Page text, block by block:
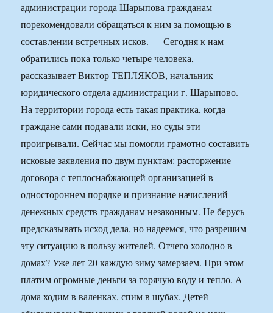
администрации города Шарыпова гражданам
порекомендовали обращаться к ним за помощью в
составлении встречных исков. — Сегодня к нам
обратились пока только четыре человека, —
рассказывает Виктор ТЕПЛЯКОВ, начальник
юридического отдела администрации г. Шарыпово. —
На территории города есть такая практика, когда
граждане сами подавали иски, но суды эти
проигрывали. Сейчас мы помогли грамотно составить
исковые заявления по двум пунктам: расторжение
договора с теплоснабжающей организацией в
одностороннем порядке и признание начислений
денежных средств гражданам незаконным. Не берусь
предсказывать исход дела, но надеемся, что разрешим
эту ситуацию в пользу жителей. Отчего холодно в
домах? Уже лет 20 каждую зиму замерзаем. При этом
платим огромные деньги за горячую воду и тепло. А
дома ходим в валенках, спим в шубах. Детей